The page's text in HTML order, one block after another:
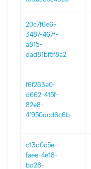
20c7f6e6-
3487-467f-
a815-
dad81bf5f8a2
f6f263e0-
d662-415f-
82e8-
4f950dcd6c6b
c13d0c5e-
faee-4e18-
bd28-